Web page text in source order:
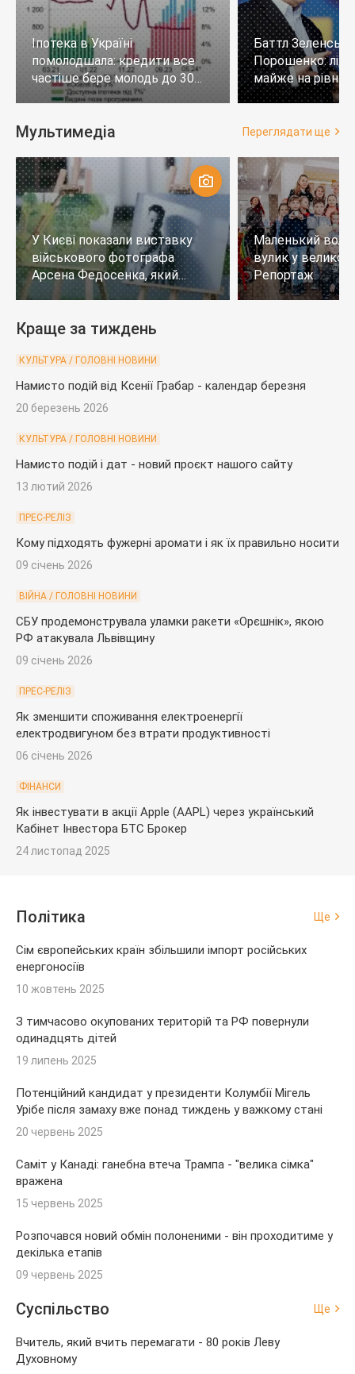
Іпотека в Україні
помолодшала: кредити все
частіше бере молодь до 30
років
Баттл
Порошенко:
майже на
тих, хто не
Мультимедіа Переглядати ще
У Києві показали виставку
військового фотографа
Арсена Федосенка, який
загинув на війні
Маленький
вулик у
Репортаж
Краще за тиждень
КУЛЬТУРА / ГОЛОВНІ НОВИНИ
Намисто подій від Ксенії Грабар - календар березня
20 березень 2026
КУЛЬТУРА / ГОЛОВНІ НОВИНИ
Намисто подій і дат - новий проєкт нашого сайту
13 лютий 2026
ПРЕС-РЕЛІЗ
Кому підходять фужерні аромати і як їх правильно носити
09 січень 2026
ВІЙНА / ГОЛОВНІ НОВИНИ
СБУ продемонструвала уламки ракети «Орєшнік», якою
РФ атакувала Львівщину
09 січень 2026
ПРЕС-РЕЛІЗ
Як зменшити споживання електроенергії
електродвигуном без втрати продуктивності
06 січень 2026
ФІНАНСИ
Як інвестувати в акції Apple (AAPL) через український
Кабінет Інвестора БТС Брокер
24 листопад 2025
Політика Ще
Сім європейських країн збільшили імпорт російських
енергоносіїв
10 жовтень 2025
З тимчасово окупованих територій та РФ повернули
одинадцять дітей
19 липень 2025
Потенційний кандидат у президенти Колумбії Мігель
Урібе після замаху вже понад тиждень у важкому стані
20 червень 2025
Саміт у Канаді: ганебна втеча Трампа - "велика сімка"
вражена
15 червень 2025
Розпочався новий обмін полоненими - він проходитиме у
декілька етапів
09 червень 2025
Суспільство Ще
Вчитель, який вчить перемагати - 80 років Леву
Духовному